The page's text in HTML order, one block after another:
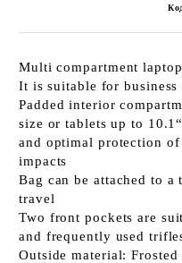
Multi compartment
It is suitable for business
Padded interior
size or tablets up to
and optimal protection
impacts
Bag can be attached to
travel
Two front pockets are
and frequently used
Outside material: Frosted